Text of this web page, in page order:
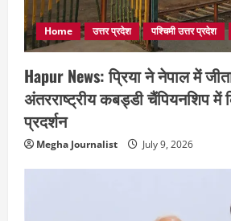
Home उत्तर प्रदेश पश्चिमी उत्तर प्रदेश
Hapur News: प्रिया ने नेपाल में
अंतरराष्ट्रीय कबड्डी चैंपियनशिप में
प्रदर्शन
Megha Journalist July 9, 2026